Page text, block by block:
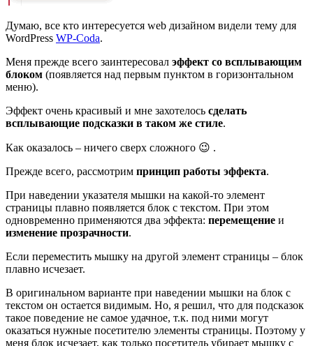
Думаю, все кто интересуется web дизайном видели тему для
WordPress WP-Coda.
Меня прежде всего заинтересовал эффект со всплывающим
блоком (появляется над первым пунктом в горизонтальном
меню).
Эффект очень красивый и мне захотелось сделать
всплывающие подсказки в таком же стиле.
Как оказалось – ничего сверх сложного 😉 .
Прежде всего, рассмотрим принцип работы эффекта.
При наведении указателя мышки на какой-то элемент
страницы плавно появляется блок с текстом. При этом
одновременно применяются два эффекта: перемещение и
изменение прозрачности.
Если переместить мышку на другой элемент страницы – блок
плавно исчезает.
В оригинальном варианте при наведении мышки на блок с
текстом он остается видимым. Но, я решил, что для подсказок
такое поведение не самое удачное, т.к. под ними могут
оказаться нужные посетителю элементы страницы. Поэтому у
меня блок исчезает, как только посетитель убирает мышку с